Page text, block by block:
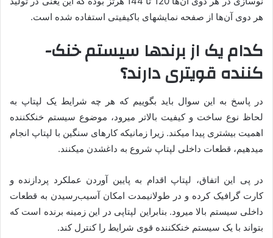
هر دوی آن‌ها از صفحه ­نمایش­های باکیفیتی استفاده شده است.
کدام یک از برندها سیستم خنک­
کننده قوی­تری دارند؟
در پاسخ به این سوال باید بگوییم که هر چه شرایط یک لپ­تاپ به
لحاظ نوع ساخت و کیفیت بالاتر می­رود، موضوع سیستم خنک­کننده
اهمیت بیشتری پیدا می­کند. زیرا زمانی­که کارهای سنگین با لپ­تاپ انجام
می­دهیم، قطعات داخلی لپ­تاپ شروع به داغ­شدن می­کنند.
در پی این اتفاق، لپ­تاپ اقدام به پایین ­آوردن عملکرد پردازنده و
کارت­ گرافیک کرده و در طولانی­مدت امکان آسیب‌رسیدن به قطعات
داخلی سیستم بالا می­رود. بنابراین لپ­تاپی در این زمینه برنده است که
بتواند با یک سیستم خنک­کننده قوی شرایط را کنترل کند.